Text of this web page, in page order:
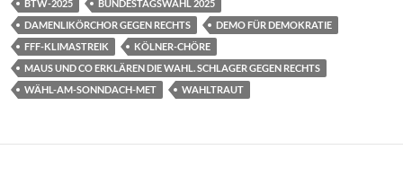
BTW-2025
BUNDESTAGSWAHL 2025
DAMENLIKÖRCHOR GEGEN RECHTS
DEMO FÜR DEMOKRATIE
FFF-KLIMASTREIK
KÖLNER-CHÖRE
MAUS UND CO ERKLÄREN DIE WAHL. SCHLAGER GEGEN RECHTS
WÄHL-AM-SONNDACH-MET
WAHLTRAUT